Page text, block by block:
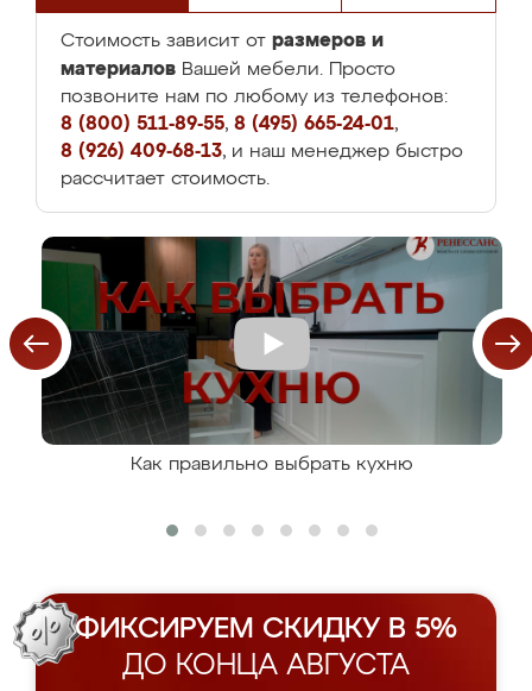
Стоимость зависит от размеров и
материалов Вашей мебели. Просто
позвоните нам по любому из телефонов:
8 (800) 511-89-55, 8 (495) 665-24-01,
8 (926) 409-68-13, и наш менеджер быстро
рассчитает стоимость.
Как правильно выбрать кухню
ФИКСИРУЕМ СКИДКУ В 5%
ДО КОНЦА АВГУСТА